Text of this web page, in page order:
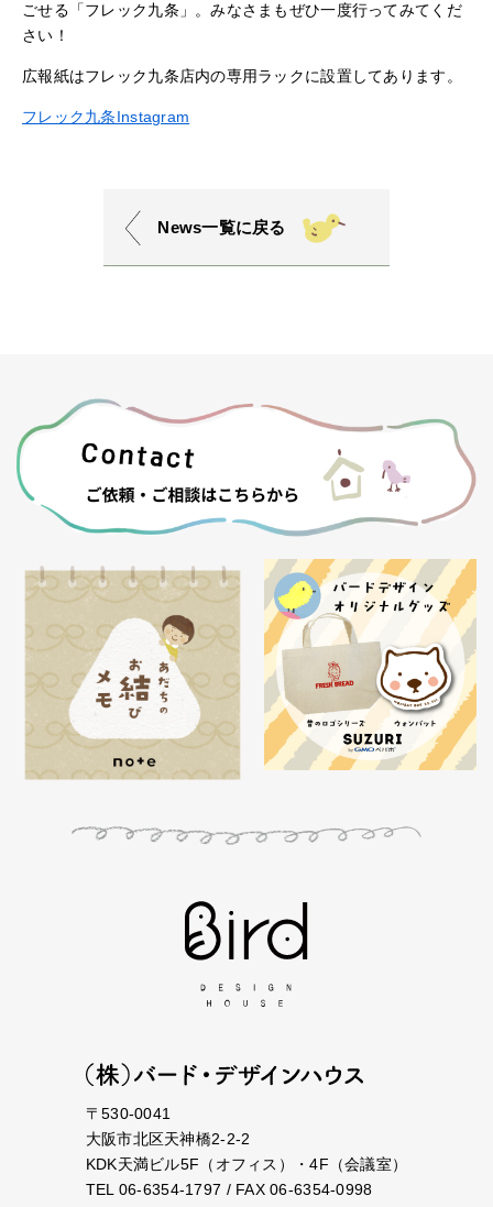
ごせる「フレック九条」。みなさまもぜひ一度行ってみてくだ
さい！
広報紙はフレック九条店内の専用ラックに設置してあります。
フレック九条Instagram
News一覧に戻る
〒530-0041
大阪市北区天神橋2-2-2
KDK天満ビル5F（オフィス）・4F（会議室）
TEL 06-6354-1797 / FAX 06-6354-0998